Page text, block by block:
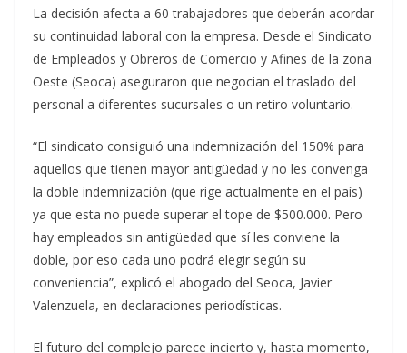
La decisión afecta a 60 trabajadores que deberán acordar
su continuidad laboral con la empresa. Desde el Sindicato
de Empleados y Obreros de Comercio y Afines de la zona
Oeste (Seoca) aseguraron que negocian el traslado del
personal a diferentes sucursales o un retiro voluntario.
“El sindicato consiguió una indemnización del 150% para
aquellos que tienen mayor antigüedad y no les convenga
la doble indemnización (que rige actualmente en el país)
ya que esta no puede superar el tope de $500.000. Pero
hay empleados sin antigüedad que sí les conviene la
doble, por eso cada uno podrá elegir según su
conveniencia”, explicó el abogado del Seoca, Javier
Valenzuela, en declaraciones periodísticas.
El futuro del complejo parece incierto y, hasta momento,